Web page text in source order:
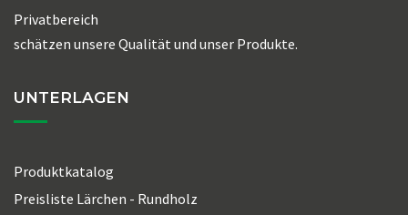
Privatbereich
schätzen unsere Qualität und unser Produkte.
UNTERLAGEN
Produktkatalog
Preisliste Lärchen - Rundholz